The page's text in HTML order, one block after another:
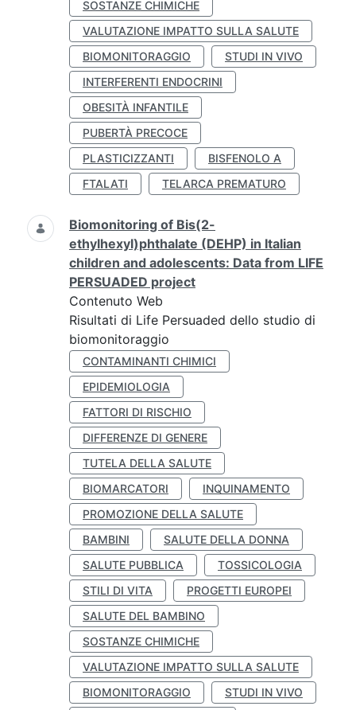
SOSTANZE CHIMICHE
VALUTAZIONE IMPATTO SULLA SALUTE
BIOMONITORAGGIO
STUDI IN VIVO
INTERFERENTI ENDOCRINI
OBESITÀ INFANTILE
PUBERTÀ PRECOCE
PLASTICIZZANTI
BISFENOLO A
FTALATI
TELARCA PREMATURO
Biomonitoring of Bis(2-
ethylhexyl)phthalate (DEHP) in Italian
children and adolescents: Data from LIFE
PERSUADED project
Contenuto Web
Risultati di Life Persuaded dello studio di
biomonitoraggio
CONTAMINANTI CHIMICI
EPIDEMIOLOGIA
FATTORI DI RISCHIO
DIFFERENZE DI GENERE
TUTELA DELLA SALUTE
BIOMARCATORI
INQUINAMENTO
PROMOZIONE DELLA SALUTE
BAMBINI
SALUTE DELLA DONNA
SALUTE PUBBLICA
TOSSICOLOGIA
STILI DI VITA
PROGETTI EUROPEI
SALUTE DEL BAMBINO
SOSTANZE CHIMICHE
VALUTAZIONE IMPATTO SULLA SALUTE
BIOMONITORAGGIO
STUDI IN VIVO